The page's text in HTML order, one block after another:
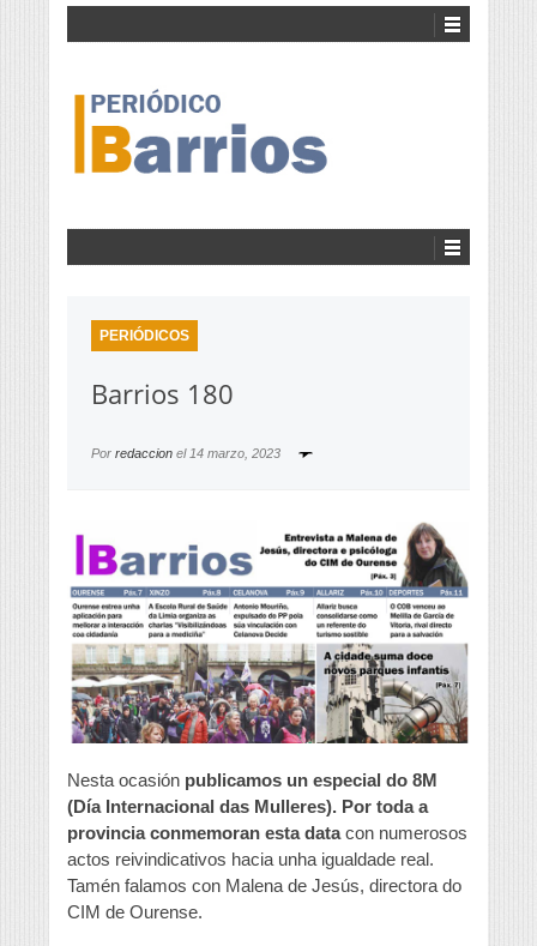
PERIÓDICOS
Barrios 180
Por redaccion el 14 marzo, 2023
Nesta ocasión publicamos un especial do 8M
(Día Internacional das Mulleres). Por toda a
provincia conmemoran esta datacon numerosos
actos reivindicativos hacia unha igualdade real.
Tamén falamos con Malena de Jesús, directora do
CIM de Ourense.